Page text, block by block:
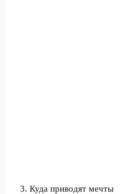
3. Куда приводят мечты